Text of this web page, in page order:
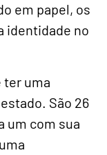
em papel, os
identidade no
ter uma
São 26
um com sua